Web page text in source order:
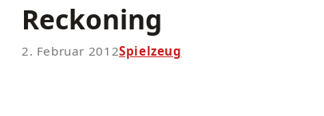
Reckoning
2. Februar 2012Spielzeug